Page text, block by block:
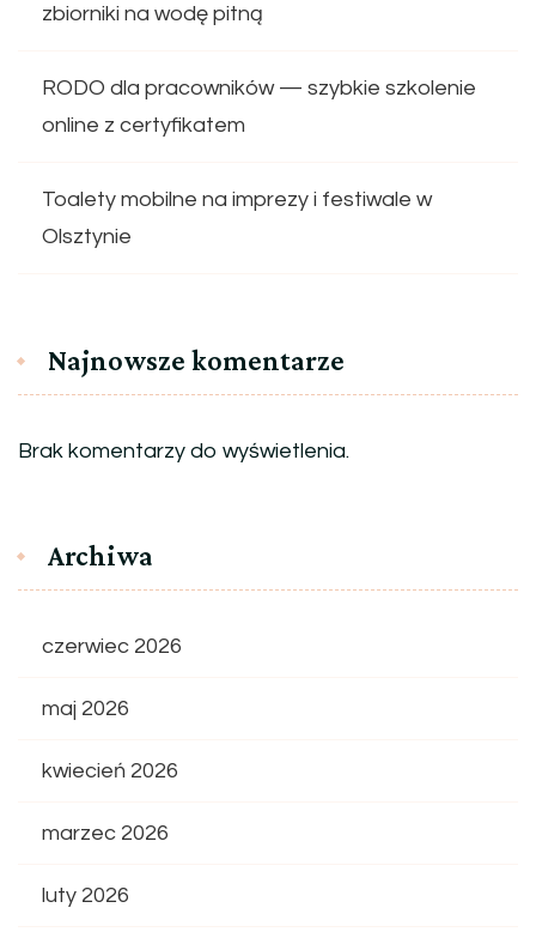
zbiorniki na wodę pitną
RODO dla pracowników — szybkie szkolenie
online z certyfikatem
Toalety mobilne na imprezy i festiwale w
Olsztynie
Najnowsze komentarze
Brak komentarzy do wyświetlenia.
Archiwa
czerwiec 2026
maj 2026
kwiecień 2026
marzec 2026
luty 2026